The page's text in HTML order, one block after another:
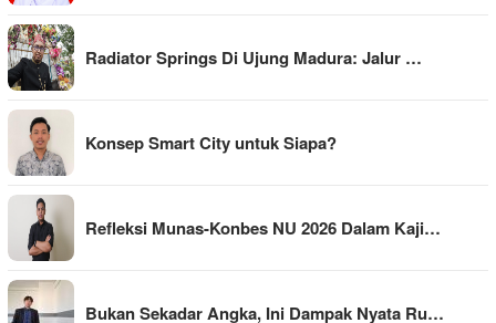
Radiator Springs Di Ujung Madura: Jalur …
Konsep Smart City untuk Siapa?
Refleksi Munas-Konbes NU 2026 Dalam Kaji…
Bukan Sekadar Angka, Ini Dampak Nyata Ru…